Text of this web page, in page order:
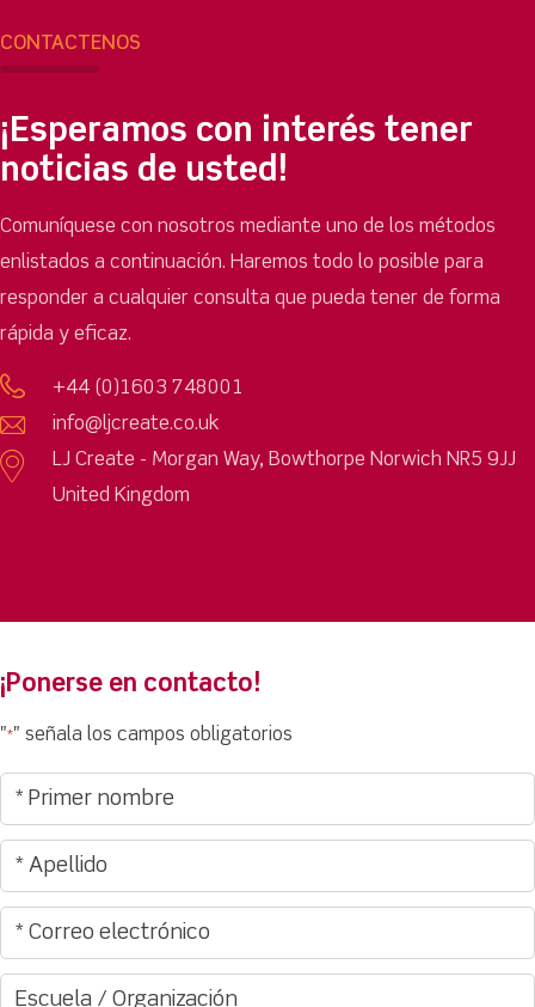
CONTÁCTENOS
¡Esperamos con interés tener
noticias de usted!
Comuníquese con nosotros mediante uno de los métodos
enlistados a continuación. Haremos todo lo posible para
responder a cualquier consulta que pueda tener de forma
rápida y eficaz.
+44 (0)1603 748001
info@ljcreate.co.uk
LJ Create - Morgan Way, Bowthorpe Norwich NR5 9JJ
United Kingdom
¡Ponerse en contacto!
"*" señala los campos obligatorios